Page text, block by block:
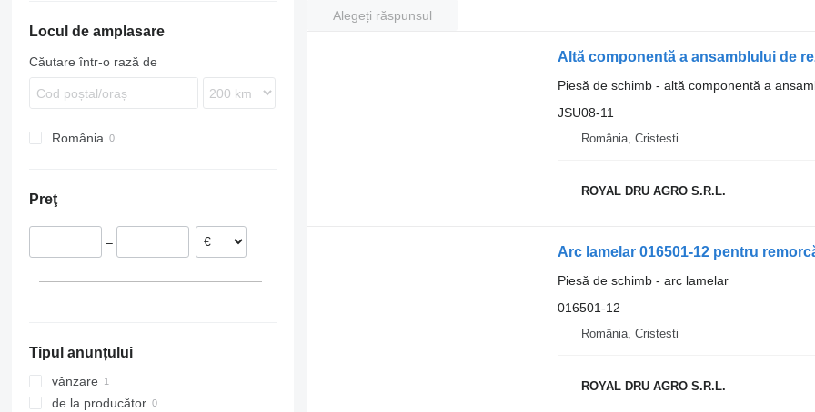
Locul de amplasare
Căutare într-o rază de
România
Preţ
–
Tipul anunțului
vânzare
de la producător
Alegeți răspunsul
Altă componentă a ansamblului de
Piesă de schimb - altă componentă a
JSU08-11
România, Cristesti
ROYAL DRU AGRO S.R.L.
Arc lamelar 016501-12 pentru
Piesă de schimb - arc lamelar
016501-12
România, Cristesti
ROYAL DRU AGRO S.R.L.